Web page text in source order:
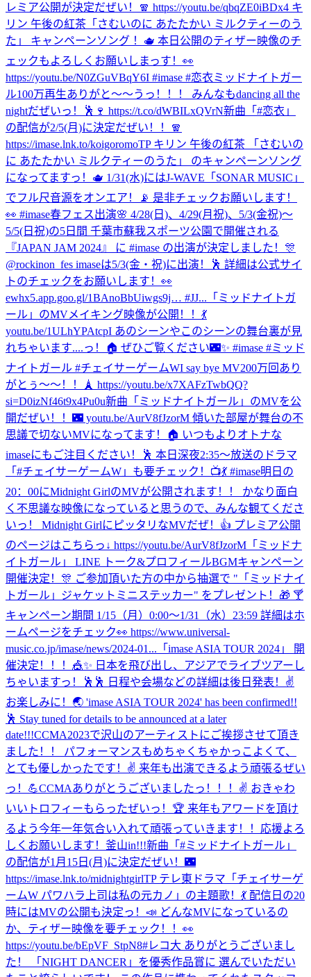
レミア公開が決定だぜい！🧣 https://youtu.be/qbqZE0iBDx4 キ
リン 午後の紅茶「さむいのに あたたかい ミルクティーのう
た」 キャンペーンソング ！🫖 本日公開のティザー映像のチ
ェックもよろしくお願いしまっす！👀
https://youtu.be/N0ZGuVBqY6I #imase #恋衣ミッドナイトガー
ル100万再生ありがと〜〜うっ！！！ みんなもdancing all the
nightだぜいっ！🕺🍷 https://t.co/dWBILxQVrN新曲「#恋衣」
の配信が2/5(月)に決定だぜい！！🧣
https://imase.lnk.to/koigoromoTP キリン 午後の紅茶 「さむいの
に あたたかい ミルクティーのうた」 のキャンペーンソング
になってますっ！🫖 1/31(水)にはJ-WAVE「SONAR MUSIC」
でフル尺音源をオンエア！📡 是非チェックお願いします！
👀 #imase春フェス出演🌸 4/28(日)、4/29(月祝)、5/3(金祝)〜
5/5(日祝)の5日間 千葉市蘇我スポーツ公園で開催される
『JAPAN JAM 2024』 に #imase の出演が決定しました！🎊
@rockinon_fes imaseは5/3(金・祝)に出演！🕺 詳細は公式サイ
トのチェックをお願いします！👀
ewhx5.app.goo.gl/1BAnoBbUiwgs9j… #JJ... 「ミッドナイトガ
ール」のMVメイキング映像が公開！！💃
youtu.be/1ULhYPAtcpI あのシーンやこのシーンの舞台裏が見
れちゃいます....っ！🏠 ぜひご覧ください🌃✨ #imase #ミッド
ナイトガール #チェイサーゲームWI say bye MV200万回あり
がとぅ〜〜！！🗼 https://youtu.be/x7XAFzTwbQQ?
si=D0izNf46t9x4Pu0u新曲「ミッドナイトガール」のMVを公
開だぜい！！🌃 youtu.be/AurV8fJzorM 傾いた部屋が舞台の不
思議で切ないMVになってます！🏠 いつもよりオトナな
imaseにもご注目ください！🕺 本日深夜2:35〜放送のドラマ
「#チェイサーゲームW」も要チェック！📺💃 #imase明日の
20：00にMidnight GirlのMVが公開されます！！ かなり面白
く不思議な映像になっていると思うので、みんな観てくださ
いっ！ Midnight GirlにピッタリなMVだぜ！👍 プレミア公開
のページはこちらっ↓ https://youtu.be/AurV8fJzorM 「ミッドナ
イトガール」 LINE トーク&プロフィールBGMキャンペーン
開催決定！🎊 ご参加頂いた方の中から抽選で "「ミッドナイ
トガール」ジャケットミニステッカー" をプレゼント！🎁 🍸
キャンペーン期間 1/15（月）0:00〜1/31（水）23:59 詳細はホ
ームページをチェック👀 https://www.universal-
music.co.jp/imase/news/2024-01... 「imase ASIA TOUR 2024」 開
催決定！！！🎪✨ 日本を飛び出し、アジアでライブツアーし
ちゃいますっ！🕺🕺 日程や会場などの詳細は後日発表！✌️
お楽しみに！🌏 'imase ASIA TOUR 2024' has been confirmed!!
🕺 Stay tuned for details to be announced at a later
date!!!CCMA2023で沢山のアーティストにご挨拶させて頂き
ました！！ パフォーマンスもめちゃくちゃかっこよくて、
とても優しかったです！✌️ 来年も出演できるよう頑張るぜい
っ！💪CCMAありがとうございましたっ！！！✌️ おきゃわ
いいトロフィーもらったぜいっ！🏆 来年もアワードを頂け
るよう今年一年気合い入れて頑張っていきます！！応援よろ
しくお願いします！ 釜山in!!!新曲「#ミッドナイトガール」
の配信が1月15日(月)に決定だぜい！🌃
https://imase.lnk.to/midnightgirlTP テレ東ドラマ「チェイサーゲ
ームW パワハラ上司は私の元カノ」の主題歌！💃 配信日の20
時にはMVの公開も決定っ！📣 どんなMVになっているの
か、ティザー映像を要チェック！！👀
https://youtu.be/bEpVF_StpN8#レコ大 ありがとうございまし
た！ 「NIGHT DANCER」を優秀作品賞に 選んでいただい